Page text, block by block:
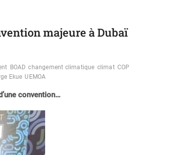
majeure à Dubaï
BOAD changement climatique climat COP
Ekue UEMOA
convention…